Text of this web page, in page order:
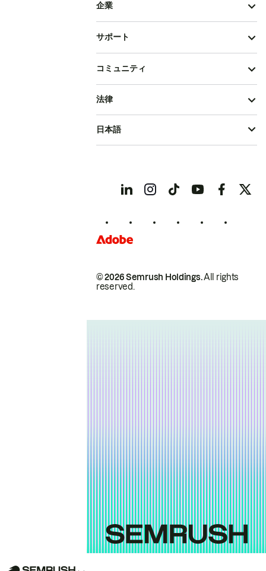
企業
サポート
コミュニティ
© 2026 Semrush Holdings.All rights
reserved.
法律
日本語